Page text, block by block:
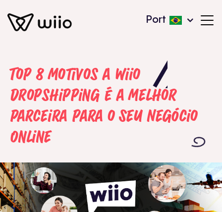
Port
Top 8 Motivos a Wiio
Dropshipping é a Melhor
Parceira para o Seu Negócio
Online